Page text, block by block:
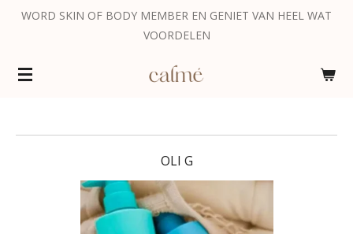
Ga
de
WORD SKIN OF BODY MEMBER EN GENIET VAN HEEL WAT
VOORDELEN
OLI G